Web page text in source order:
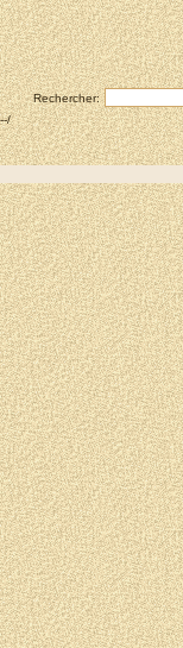
Rechercher:
--/